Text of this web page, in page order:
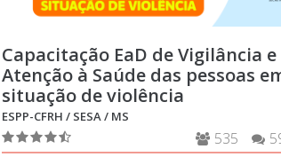
Capacitação EaD de Vigilância e
Atenção à Saúde das pessoas
situação de violência
ESPP-CFRH / SESA / MS
535